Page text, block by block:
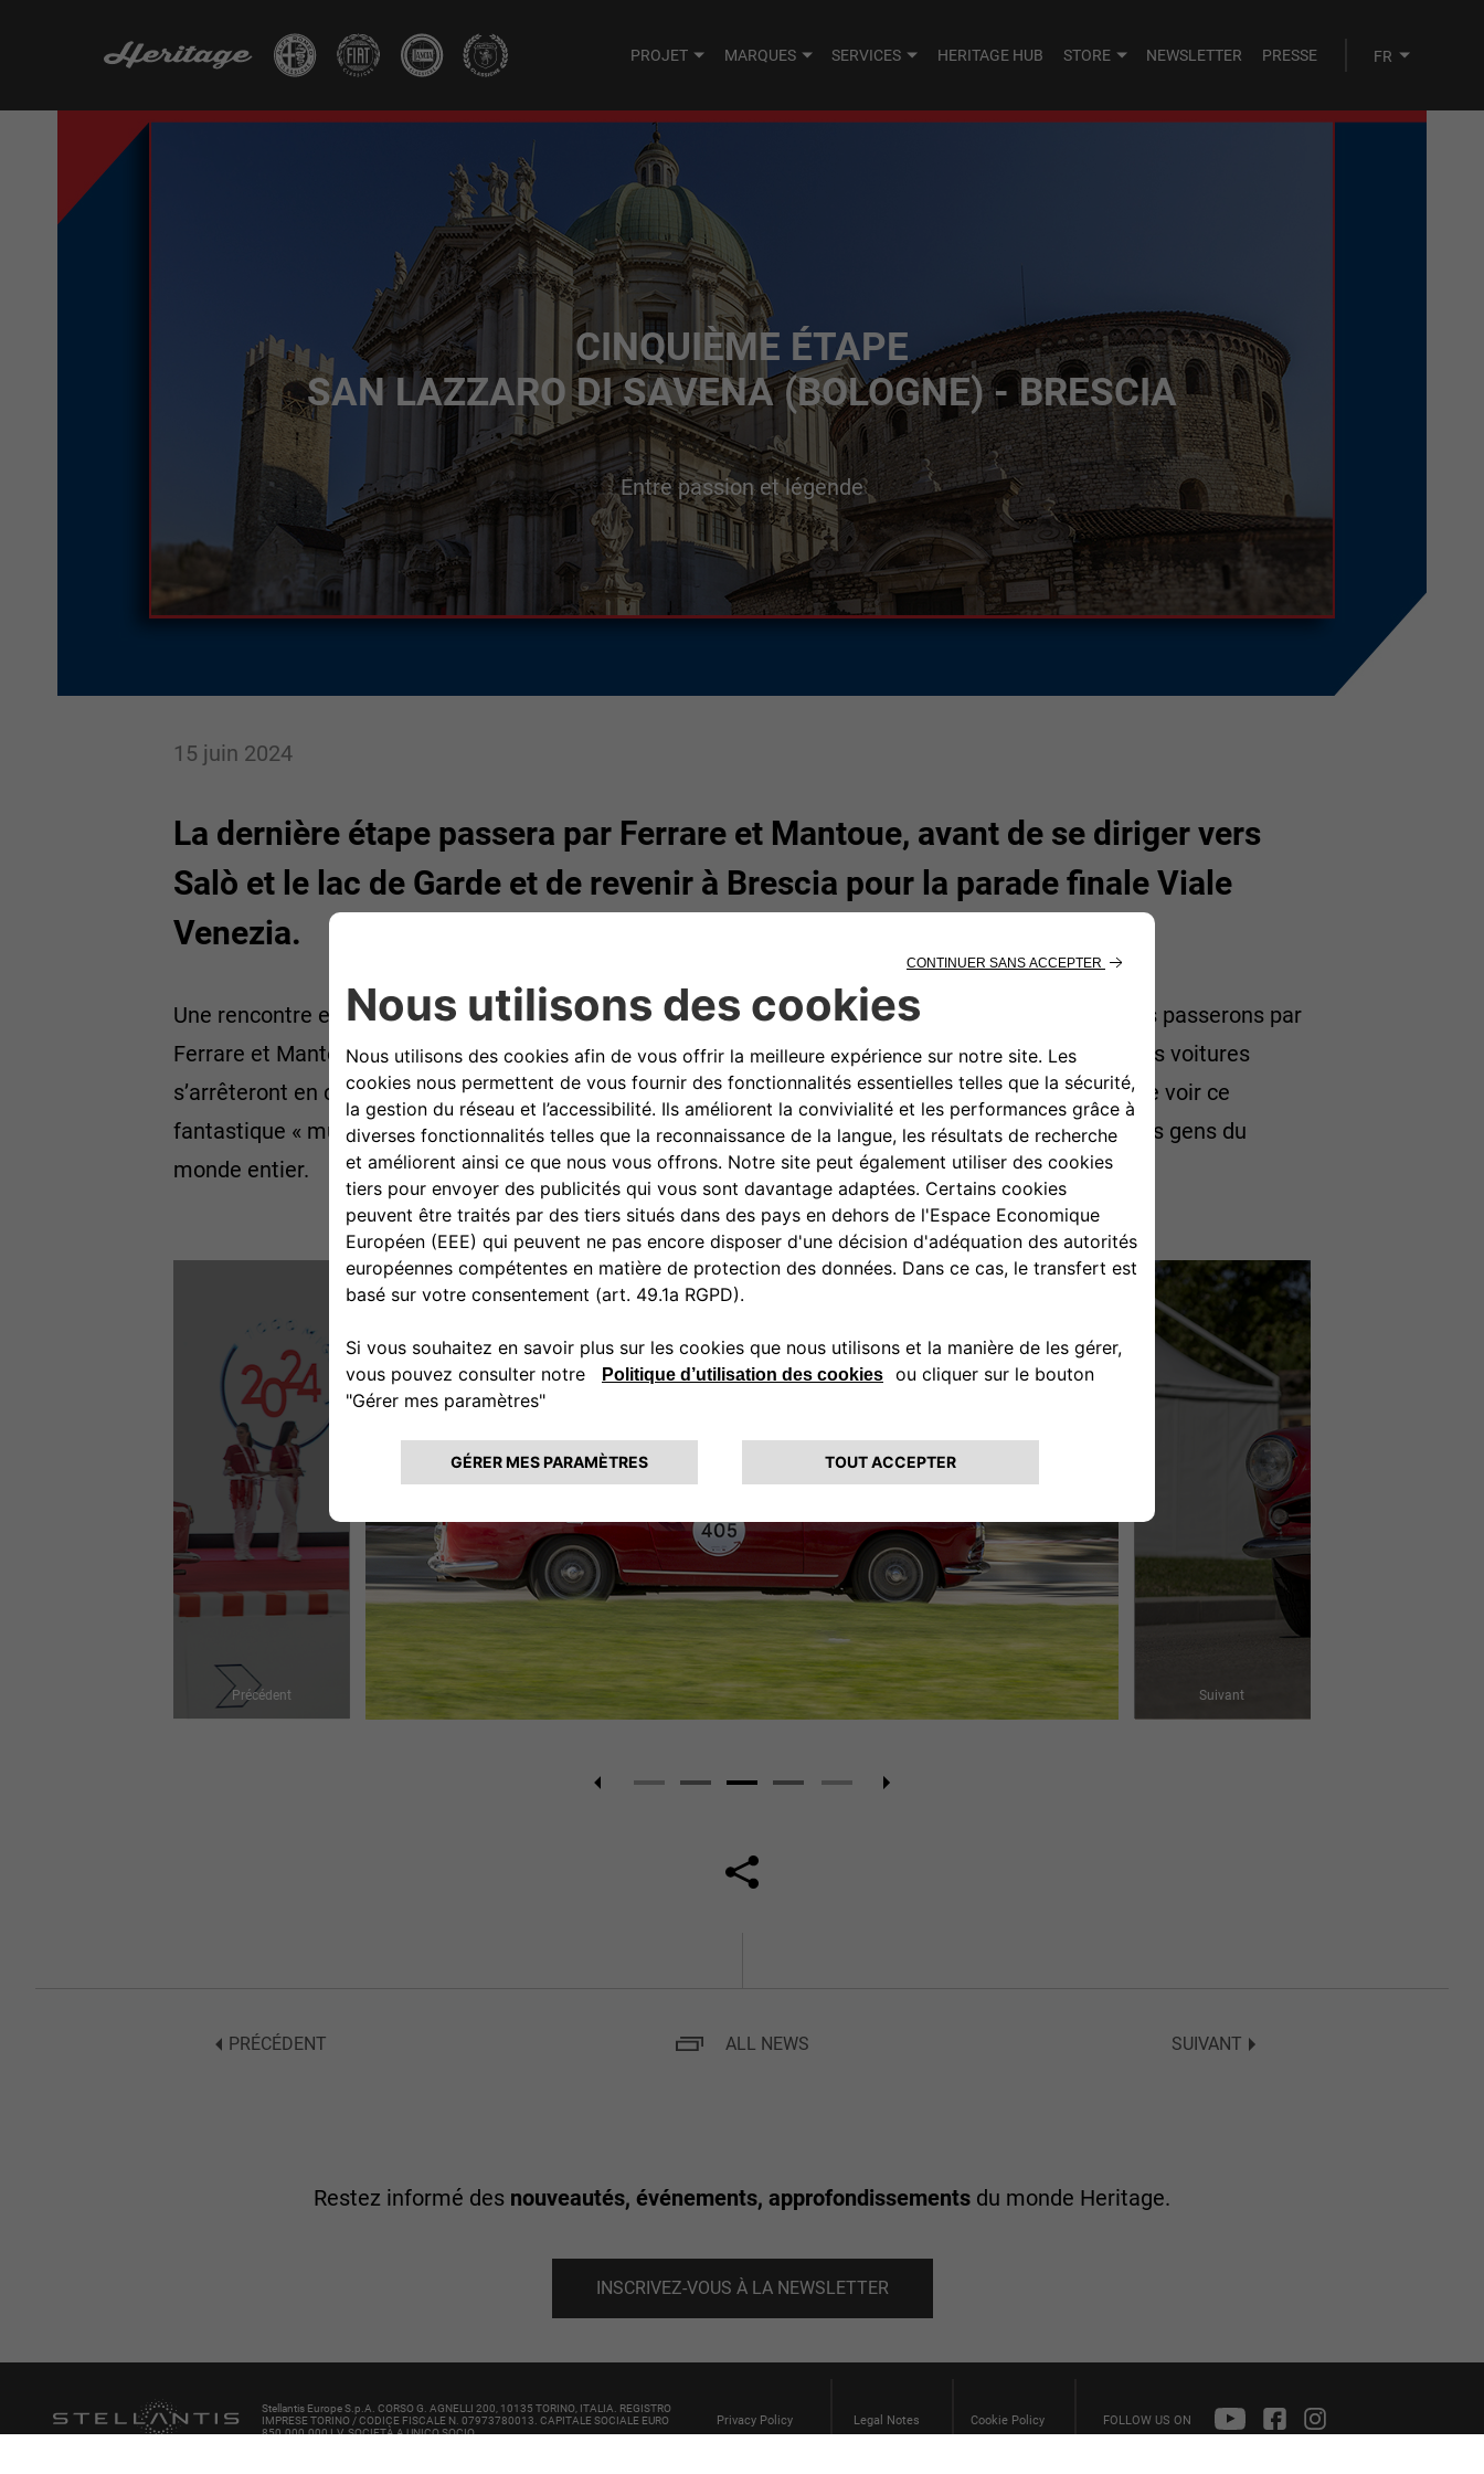
PROJET MARQUES SERVICES HERITAGE HUB STORE NEWSLETTER PRESSE
CINQUIÈME ÉTAPE
SAN LAZZARO DI SAVENA (BOLOGNE) - BRESCIA
Entre passion et légende
15 juin 2024
La dernière étape passera par Ferrare et Mantoue, avant de se diriger vers
Salò et le lac de Garde et de revenir à Brescia pour la parade finale Viale
Venezia.
Une rencontre entre le passé et le futur nous attend pour cette dernière étape. Depuis Bologne, nous passerons par
Ferrare et Mantoue, puis par le lac de Garde, Valtenesi et Salò, avant le grand final Viale Venezia. Les voitures
s’arrêteront en centre-ville pour la remise des prix sur la Piazza della Loggia, une occasion unique de voir ce
fantastique « musée itinérant » et de respirer l’esprit et l’histoire de cette reconstitution qui attire des gens du
monde entier.
Précédent Suivant
PRÉCÉDENT ALL NEWS SUIVANT
Restez informé des nouveautés, événements, approfondissements du monde Heritage.
INSCRIVEZ-VOUS À LA NEWSLETTER
Stellantis Europe S.p.A. CORSO G. AGNELLI 200, 10135 TORINO, ITALIA. REGISTRO
IMPRESE TORINO / CODICE FISCALE N. 07973780013. CAPITALE SOCIALE EURO
850.000.000 I.V. SOCIETÀ A UNICO SOCIO
Privacy Policy Legal Notes Cookie Policy FOLLOW US ON